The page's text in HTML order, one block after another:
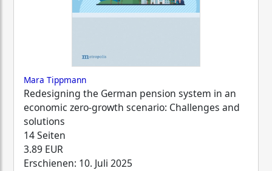
Mara Tippmann
Redesigning the German pension system in an
economic zero-growth scenario: Challenges and
solutions
14 Seiten
3.89 EUR
Erschienen: 10. Juli 2025